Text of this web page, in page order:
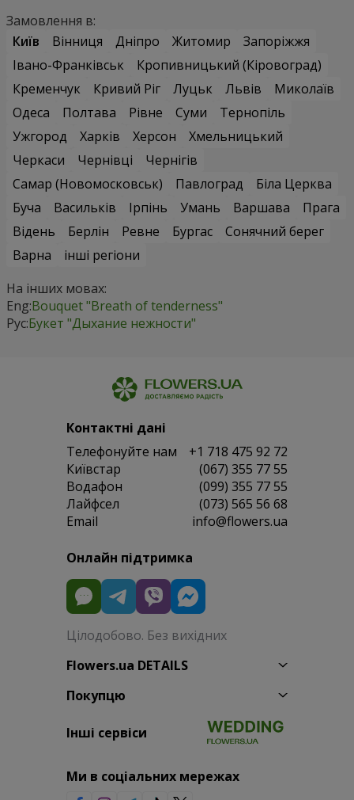
Замовлення в:
Київ
Вінниця Дніпро Житомир
Запоріжжя
Івано-Франківськ
Кропивницький (Кіровоград)
Кременчук
Кривий Ріг Луцьк Львів
Миколаїв
Одеса
Полтава Рівне Суми
Тернопіль
Ужгород
Харків Херсон
Хмельницький
Черкаси
Чернівці
Чернігів
Самар (Новомосковськ)
Павлоград
Біла Церква
Буча
Васильків Ірпінь Умань Варшава
Прага
Відень
Берлін Ревне Бургас
Сонячний берег
Варна
інші регіони
На інших мовах:
Eng:Bouquet "Breath of tenderness"
Рус:Букет "Дыхание нежности"
Контактні дані
Телефонуйте нам
+1 718 475 92 72
Київстар
(067) 355 77 55
Водафон
(099) 355 77 55
Лайфсел
(073) 565 56 68
Email
info@flowers.ua
Онлайн підтримка
Цілодобово. Без вихідних
Flowers.ua DETAILS
Покупцю
Інші сервіси
Ми в соціальних мережах